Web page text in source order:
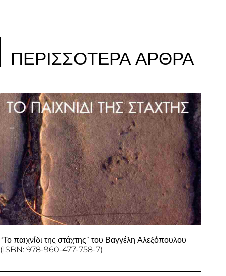
ΠΕΡΙΣΣΟΤΕΡΑ ΑΡΘΡΑ
“Το παιχνίδι της στάχτης” του Βαγγέλη Αλεξόπουλου
(ISBN: 978-960-477-758-7)